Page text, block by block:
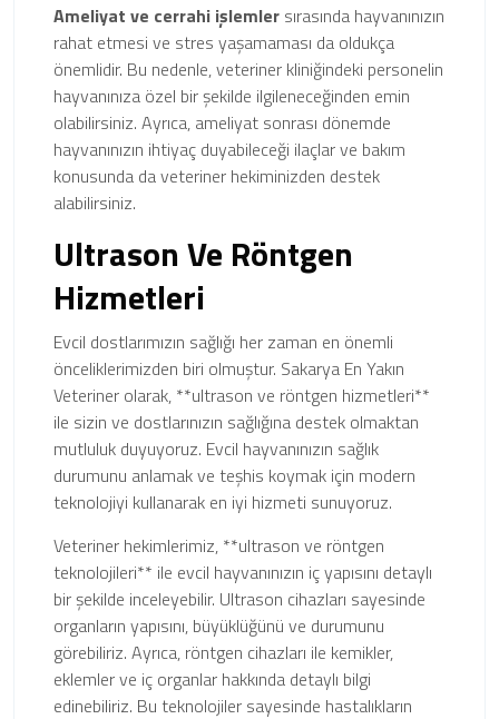
Ameliyat ve cerrahi işlemler sırasında hayvanınızın
rahat etmesi ve stres yaşamaması da oldukça
önemlidir. Bu nedenle, veteriner kliniğindeki personelin
hayvanınıza özel bir şekilde ilgileneceğinden emin
olabilirsiniz. Ayrıca, ameliyat sonrası dönemde
hayvanınızın ihtiyaç duyabileceği ilaçlar ve bakım
konusunda da veteriner hekiminizden destek
alabilirsiniz.
Ultrason Ve Röntgen
Hizmetleri
Evcil dostlarımızın sağlığı her zaman en önemli
önceliklerimizden biri olmuştur. Sakarya En Yakın
Veteriner olarak, **ultrason ve röntgen hizmetleri**
ile sizin ve dostlarınızın sağlığına destek olmaktan
mutluluk duyuyoruz. Evcil hayvanınızın sağlık
durumunu anlamak ve teşhis koymak için modern
teknolojiyi kullanarak en iyi hizmeti sunuyoruz.
Veteriner hekimlerimiz, **ultrason ve röntgen
teknolojileri** ile evcil hayvanınızın iç yapısını detaylı
bir şekilde inceleyebilir. Ultrason cihazları sayesinde
organların yapısını, büyüklüğünü ve durumunu
görebiliriz. Ayrıca, röntgen cihazları ile kemikler,
eklemler ve iç organlar hakkında detaylı bilgi
edinebiliriz. Bu teknolojiler sayesinde hastalıkların